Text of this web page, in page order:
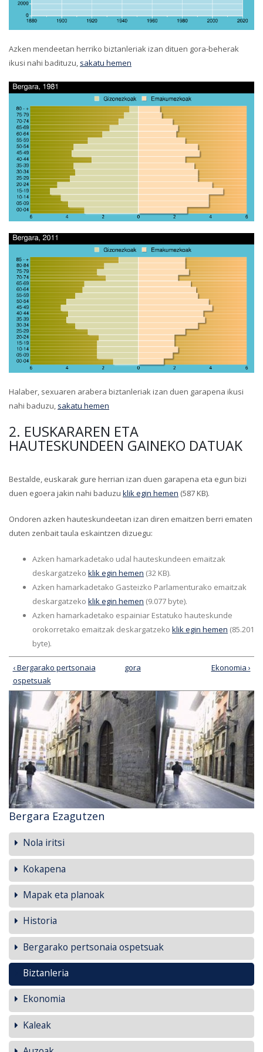
Azken mendeetan herriko biztanleriak izan dituen gora-beherak
ikusi nahi badituzu, sakatu hemen
Halaber, sexuaren arabera biztanleriak izan duen garapena ikusi
nahi baduzu, sakatu hemen
2. EUSKARAREN ETA
HAUTESKUNDEEN GAINEKO DATUAK
Bestalde, euskarak gure herrian izan duen garapena eta egun bizi
duen egoera jakin nahi baduzu klik egin hemen (587 KB).
Ondoren azken hauteskundeetan izan diren emaitzen berri ematen
duten zenbait taula eskaintzen dizuegu:
Azken hamarkadetako udal hauteskundeen emaitzak
deskargatzeko klik egin hemen (32 KB).
Azken hamarkadetako Gasteizko Parlamenturako emaitzak
deskargatzeko klik egin hemen (9.077 byte).
Azken hamarkadetako espainiar Estatuko hauteskunde
orokorretako emaitzak deskargatzeko klik egin hemen (85.201
byte).
‹ Bergarako pertsonaia
ospetsuak
gora Ekonomia ›
Bergara Ezagutzen
Nola iritsi
Kokapena
Mapak eta planoak
Historia
Bergarako pertsonaia ospetsuak
Biztanleria
Ekonomia
Kaleak